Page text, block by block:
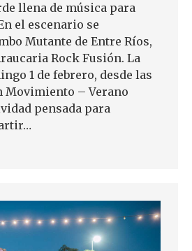
llena de música para
el escenario se
Mutante de Entre Ríos,
Rock Fusión. La
1 de febrero, desde las
Movimiento – Verano
pensada para